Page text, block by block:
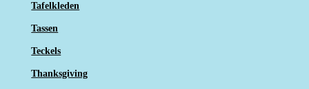
Tafelkleden
Tassen
Teckels
Thanksgiving